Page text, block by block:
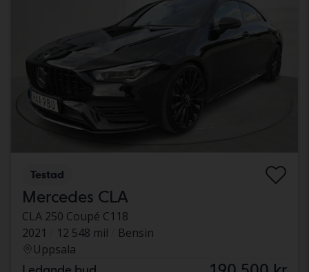
Testad
Mercedes CLA
CLA 250 Coupé C118
2021
12 548 mil
Bensin
Uppsala